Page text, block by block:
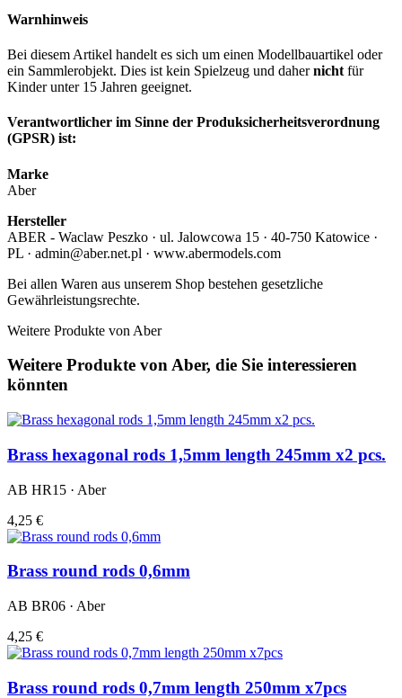
Warnhinweis
Bei diesem Artikel handelt es sich um einen Modellbauartikel oder
ein Sammlerobjekt. Dies ist kein Spielzeug und dahernicht für
Kinder unter 15 Jahren geeignet.
Verantwortlicher im Sinne der Produksicherheitsverordnung
(GPSR) ist:
Marke
Aber
Hersteller
ABER - Waclaw Peszko · ul. Jalowcowa 15 · 40-750 Katowice ·
PL · admin@aber.net.pl · www.abermodels.com
Bei allen Waren aus unserem Shop bestehen gesetzliche
Gewährleistungsrechte.
Weitere Produkte von Aber
Weitere Produkte von Aber, die Sie interessieren
könnten
Brass hexagonal rods 1,5mm length 245mm x2 pcs.
AB HR15 · Aber
4,25 €
Brass round rods 0,6mm
AB BR06 · Aber
4,25 €
Brass round rods 0,7mm length 250mm x7pcs